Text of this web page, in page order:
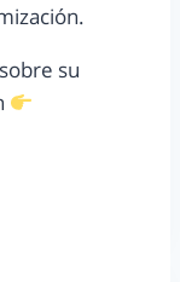
su